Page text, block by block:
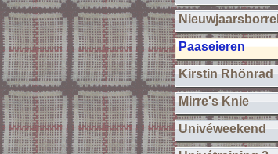
Nieuwjaarsborrel
Paaseieren
Kirstin Rhönrad
Mirre's Knie
Univéweekend